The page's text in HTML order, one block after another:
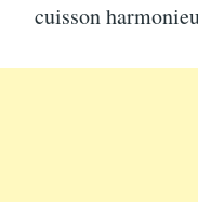
cuisson